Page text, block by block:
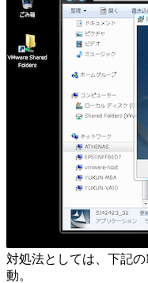
対処法としては、下記
動。